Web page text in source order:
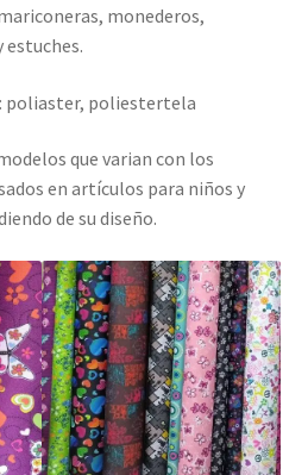
monederos,
estuches.
poliaster, poliestertela
que varian con los
en artículos para niños y
de su diseño.